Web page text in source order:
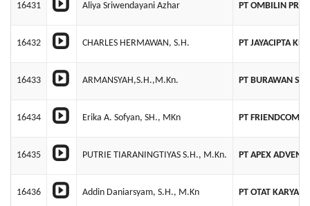
16431 Aliya Sriwendayani Azhar PT OMBILIN
16432 CHARLES HERMAWAN, S.H. PT JAYACIPTA
16433 ARMANSYAH,S.H.,M.Kn. PT BURAWAN
16434 Erika A. Sofyan, SH., MKn PT FRIENDCOM
16435 PUTRIE TIARANINGTIYAS S.H., M.Kn. PT APEX
16436 Addin Daniarsyam, S.H., M.Kn PT OTAT KARYA